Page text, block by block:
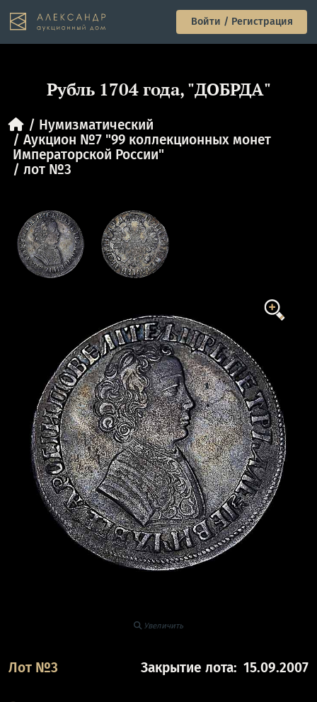
Войти / Регистрация
Рубль 1704 года, "ДОБРДА"
Нумизматический
Аукцион №7 "99 коллекционных монет
Императорской России"
лот №3
Увеличить
Лот №3 Закрытие лота: 15.09.2007